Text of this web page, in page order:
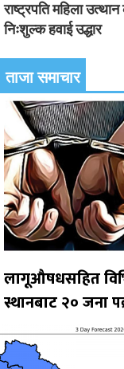
राष्ट्रपति महिला
निःशुल्क हवाई उद्धार
ताजा समाचार
लागूऔषधसहित
स्थानबाट २० जना